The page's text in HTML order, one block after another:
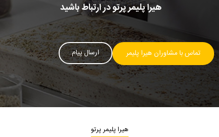
هیرا پلیمر پرتو در ارتباط باشید
تماس با مشاوران هیرا پلیمر ارسال پیام
هیرا پلیمر پرتو